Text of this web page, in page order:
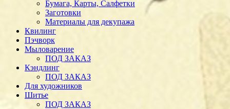
Бумага, Карты, Салфетки
Заготовки
Материалы для декупажа
Квилинг
Пэчворк
Мыловарение
ПОД ЗАКАЗ
Кэндлинг
ПОД ЗАКАЗ
Для художников
Шитье
ПОД ЗАКАЗ